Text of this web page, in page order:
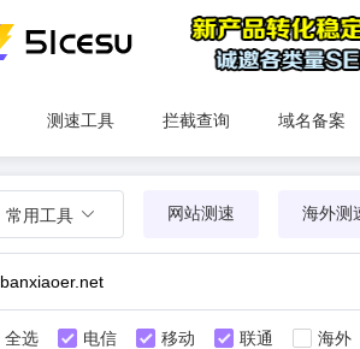
测速工具 拦截查询 域名备案
常用工具 网站测速 海外测
全选 电信 移动 联通
海外